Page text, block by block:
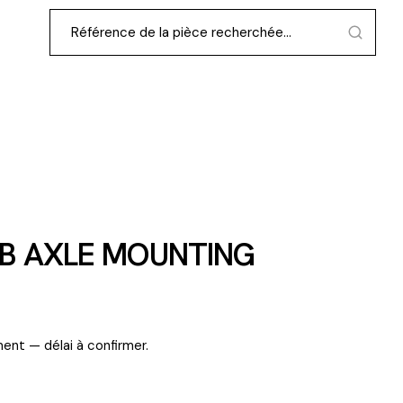
AXLE MOUNTING
— délai à confirmer.